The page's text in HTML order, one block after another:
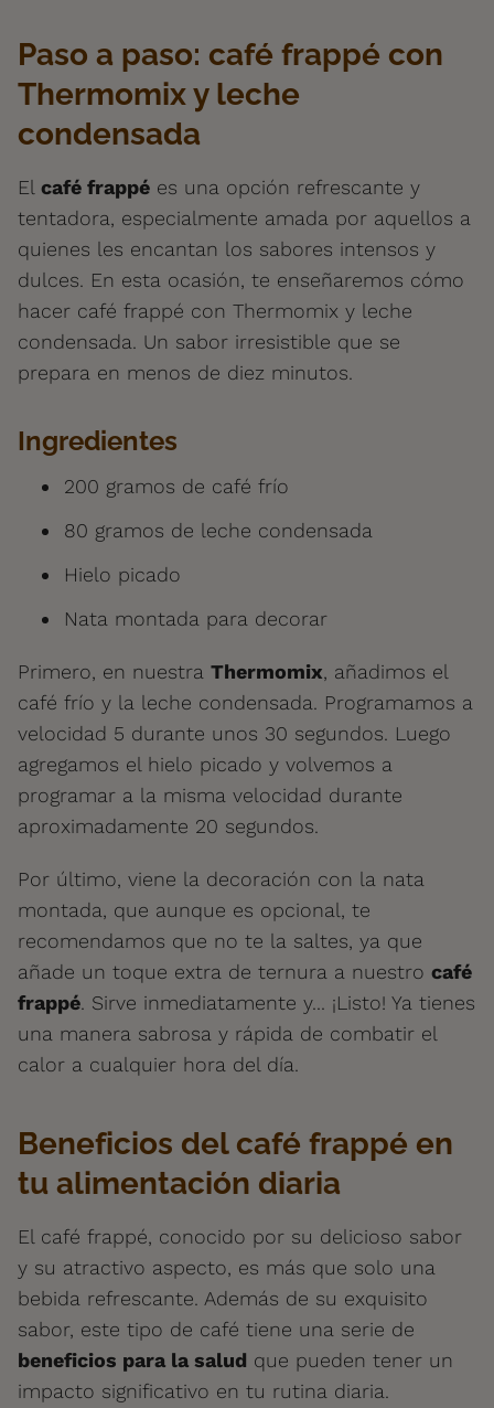
Paso a paso: café frappé con
Thermomix y leche
condensada
El café frappé es una opción refrescante y
tentadora, especialmente amada por aquellos a
quienes les encantan los sabores intensos y
dulces. En esta ocasión, te enseñaremos cómo
hacer café frappé con Thermomix y leche
condensada. Un sabor irresistible que se
prepara en menos de diez minutos.
Ingredientes
200 gramos de café frío
80 gramos de leche condensada
Hielo picado
Nata montada para decorar
Primero, en nuestra Thermomix, añadimos el
café frío y la leche condensada. Programamos a
velocidad 5 durante unos 30 segundos. Luego
agregamos el hielo picado y volvemos a
programar a la misma velocidad durante
aproximadamente 20 segundos.
Por último, viene la decoración con la nata
montada, que aunque es opcional, te
recomendamos que no te la saltes, ya que
añade un toque extra de ternura a nuestro café
frappé. Sirve inmediatamente y... ¡Listo! Ya tienes
una manera sabrosa y rápida de combatir el
calor a cualquier hora del día.
Beneficios del café frappé en
tu alimentación diaria
El café frappé, conocido por su delicioso sabor
y su atractivo aspecto, es más que solo una
bebida refrescante. Además de su exquisito
sabor, este tipo de café tiene una serie de
beneficios para la salud que pueden tener un
impacto significativo en tu rutina diaria.